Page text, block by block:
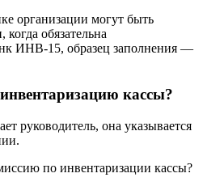
организации могут быть
обязательна
ИНВ-15, образец заполнения —
кассы?
руководитель, она указывается
по инвентаризации кассы?